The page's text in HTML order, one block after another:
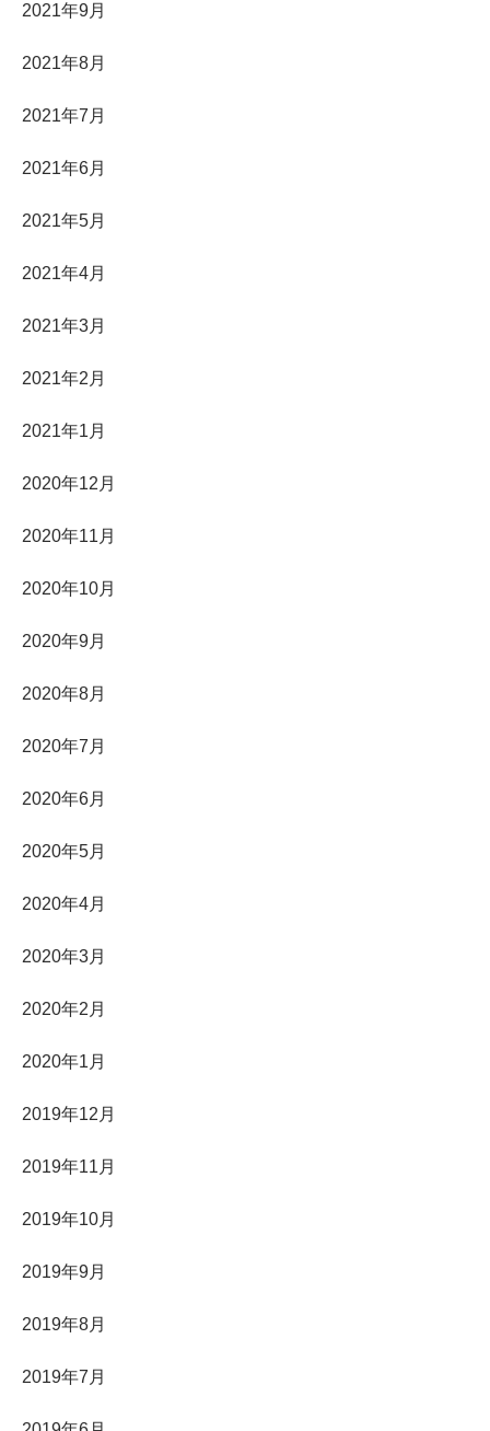
2021年9月
2021年8月
2021年7月
2021年6月
2021年5月
2021年4月
2021年3月
2021年2月
2021年1月
2020年12月
2020年11月
2020年10月
2020年9月
2020年8月
2020年7月
2020年6月
2020年5月
2020年4月
2020年3月
2020年2月
2020年1月
2019年12月
2019年11月
2019年10月
2019年9月
2019年8月
2019年7月